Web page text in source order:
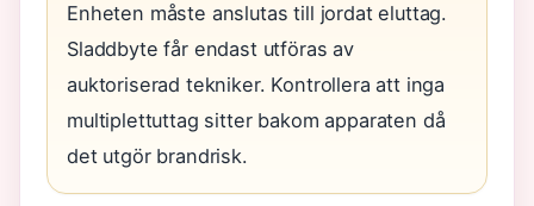
Enheten måste anslutas till jordat eluttag.
Sladdbyte får endast utföras av
auktoriserad tekniker. Kontrollera att inga
multiplettuttag sitter bakom apparaten då
det utgör brandrisk.